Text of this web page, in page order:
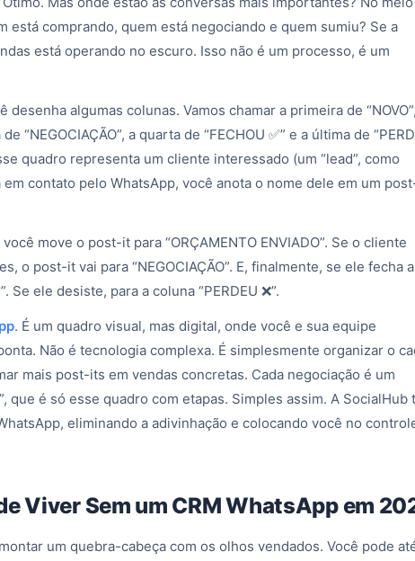
está comprando, quem está negociando e quem sumiu? Se a
está operando no escuro. Isso não é um processo, é um
algumas colunas. Vamos chamar a primeira de
“NEGOCIAÇÃO”, a quarta de “FECHOU ✅” e a última de
quadro representa um cliente interessado (um “lead”, como
contato pelo WhatsApp, você anota o nome dele em um
move o post-it para “ORÇAMENTO ENVIADO”. Se o cliente
o post-it vai para “NEGOCIAÇÃO”. E, finalmente, se ele fecha a
ele desiste, para a coluna “PERDEU ❌”.
. É um quadro visual, mas digital, onde você e sua equipe
Não é tecnologia complexa. É simplesmente organizar o
mais post-its em vendas concretas. Cada negociação é um
que é só esse quadro com etapas. Simples assim. A SocialHub
eliminando a adivinhação e colocando você no
Viver Sem um CRM WhatsApp em
um quebra-cabeça com os olhos vendados. Você pode